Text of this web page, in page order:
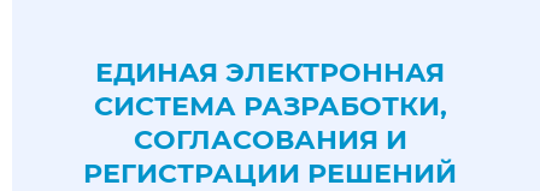
ЕДИНАЯ ЭЛЕКТРОННАЯ
СИСТЕМА РАЗРАБОТКИ,
СОГЛАСОВАНИЯ И
РЕГИСТРАЦИИ РЕШЕНИЙ